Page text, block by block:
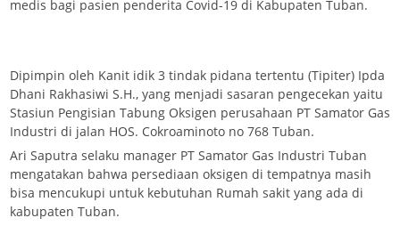
medis bagi pasien penderita Covid-19 di Kabupaten Tuban.
Dipimpin oleh Kanit idik 3 tindak pidana tertentu (Tipiter) Ipda
Dhani Rakhasiwi S.H., yang menjadi sasaran pengecekan yaitu
Stasiun Pengisian Tabung Oksigen perusahaan PT Samator Gas
Industri di jalan HOS. Cokroaminoto no 768 Tuban.
Ari Saputra selaku manager PT Samator Gas Industri Tuban
mengatakan bahwa persediaan oksigen di tempatnya masih
bisa mencukupi untuk kebutuhan Rumah sakit yang ada di
kabupaten Tuban.